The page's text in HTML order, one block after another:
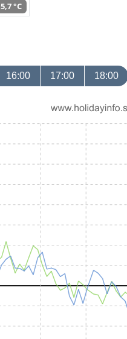
5,7 °C
16:00 17:00 18:00